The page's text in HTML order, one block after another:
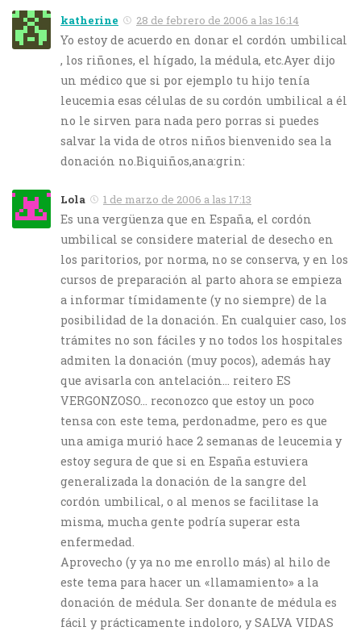
katherine 28 de febrero de 2006 a las 16:14
Yo estoy de acuerdo en donar el cordón umbilical
, los riñones, el hígado, la médula, etc.Ayer dijo
un médico que si por ejemplo tu hijo tenía
leucemia esas células de su cordón umbilical a él
no le sirven para nada pero porras si puedes
salvar la vida de otros niños bienvenido sea la
donación no.Biquiños,ana:grin:
Lola 1 de marzo de 2006 a las 17:13
Es una vergüenza que en España, el cordón
umbilical se considere material de desecho en
los paritorios, por norma, no se conserva, y en los
cursos de preparación al parto ahora se empieza
a informar tímidamente (y no siempre) de la
posibilidad de la donación. En cualquier caso, los
trámites no son fáciles y no todos los hospitales
admiten la donación (muy pocos), además hay
que avisarla con antelación… reitero ES
VERGONZOSO… reconozco que estoy un poco
tensa con este tema, perdonadme, pero es que
una amiga murió hace 2 semanas de leucemia y
estoy segura de que si en España estuviera
generalizada la donación de la sangre del
cordón umbilical, o al menos se facilitase la
misma, mucha gente podría superar esta
enfermedad.
Aprovecho (y ya no me enrollo más) al hilo de
este tema para hacer un «llamamiento» a la
donación de médula. Ser donante de médula es
fácil y prácticamente indoloro, y SALVA VIDAS